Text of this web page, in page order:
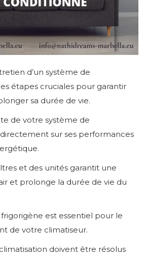
d’un système de
étapes cruciales pour garantir
sa durée de vie.
de votre système de
sur ses performances
et des unités garantit une
et prolonge la durée de vie du
est essentiel pour le
de votre climatiseur.
doivent être résolus